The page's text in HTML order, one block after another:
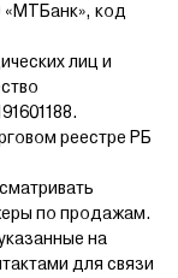
«МТБанк», код
лиц и
реестре РБ
по продажам.
на
для связи